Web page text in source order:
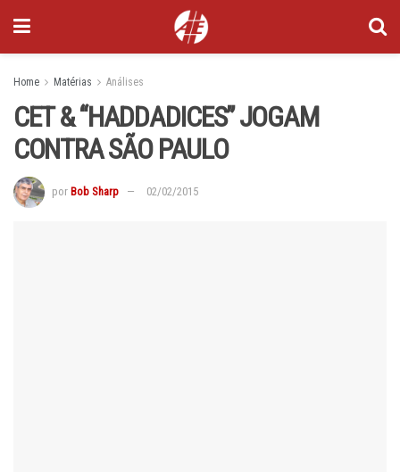
Home Matérias Análises
CET & “HADDADICES” JOGAM
CONTRA SÃO PAULO
por Bob Sharp 02/02/2015